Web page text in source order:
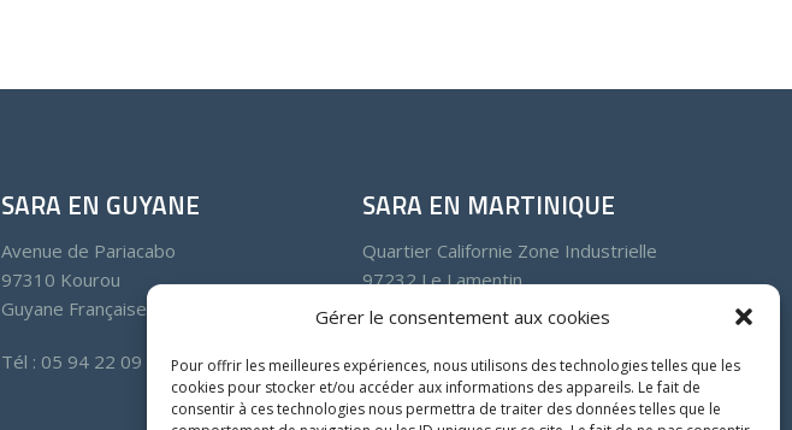
Gérer le consentement aux cookies
Pour offrir les meilleures expériences, nous utilisons des technologies telles que les
cookies pour stocker et/ou accéder aux informations des appareils. Le fait de
consentir à ces technologies nous permettra de traiter des données telles que le
SARA EN GUYANE
Avenue de Pariacabo
97310 Kourou
Guyane Française
Tél : 05 94 22 09 70
SARA EN MARTINIQUE
Quartier Californie Zone Industrielle
97232 Le Lamentin
Martinique
Tél : 05 96 50 18 94
Fax : 05 96 50 00 15